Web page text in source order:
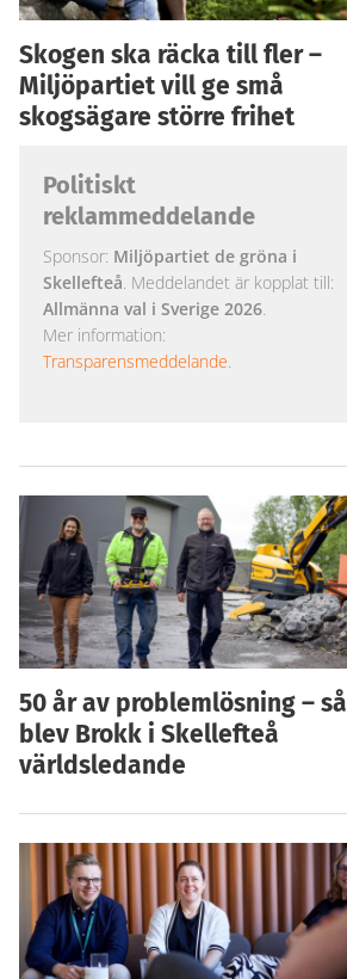
Skogen ska räcka till fler –
Miljöpartiet vill ge små
skogsägare större frihet
Politiskt
reklammeddelande
Sponsor: Miljöpartiet de gröna i
Skellefteå. Meddelandet är kopplat till:
Allmänna val i Sverige 2026.
Mer information:
Transparensmeddelande.
50 år av problemlösning – så
blev Brokk i Skellefteå
världsledande